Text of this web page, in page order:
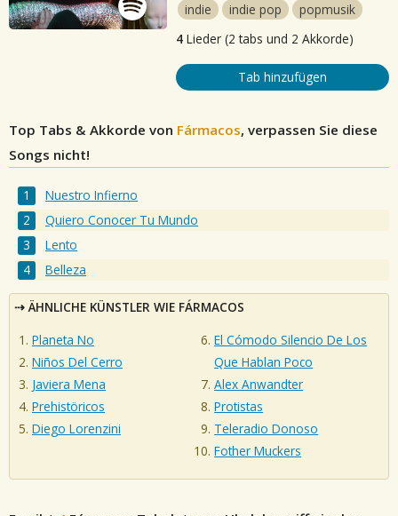
indie
indie pop
popmusik
4 Lieder (2 tabs und 2 Akkorde)
Tab hinzufügen
Top Tabs & Akkorde von Fármacos, verpassen Sie diese
Songs nicht!
Nuestro Infierno
Quiero Conocer Tu Mundo
Lento
Belleza
ÄHNLICHE KÜNSTLER WIE FÁRMACOS
Planeta No
Niños Del Cerro
Javiera Mena
Prehistöricos
Diego Lorenzini
El Cómodo Silencio De Los
Que Hablan Poco
Alex Anwandter
Protistas
Teleradio Donoso
Fother Muckers